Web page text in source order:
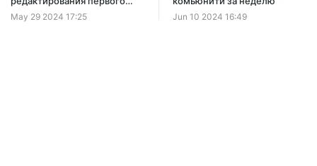
поста [ранний доступ]
May 29 2024 17:25 Jun 10 2024 16:49